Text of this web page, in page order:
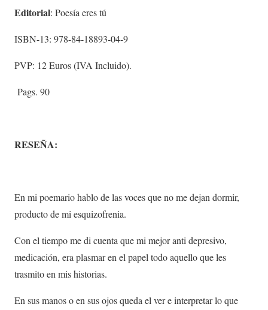
Editorial: Poesía eres tú
ISBN-13: 978-84-18893-04-9
PVP: 12 Euros (IVA Incluido).
Pags. 90
RESEÑA:
En mi poemario hablo de las voces que no me dejan dormir,
producto de mi esquizofrenia.
Con el tiempo me di cuenta que mi mejor anti depresivo,
medicación, era plasmar en el papel todo aquello que les
trasmito en mis historias.
En sus manos o en sus ojos queda el ver e interpretar lo que